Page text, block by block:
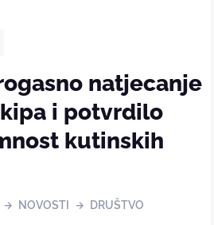
natjecanje
i potvrdilo
kutinskih
NOVOSTI
DRUŠTVO